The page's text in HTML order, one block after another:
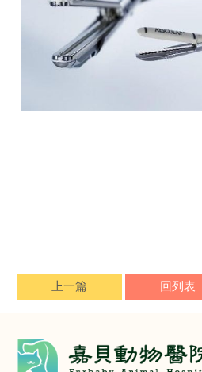
上一篇 回列表